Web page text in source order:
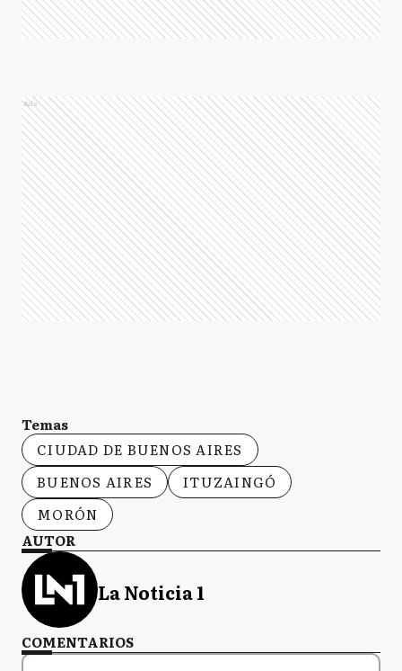
Ads
Temas
CIUDAD DE BUENOS AIRES
BUENOS AIRES
ITUZAINGÓ
MORÓN
AUTOR
La Noticia 1
COMENTARIOS